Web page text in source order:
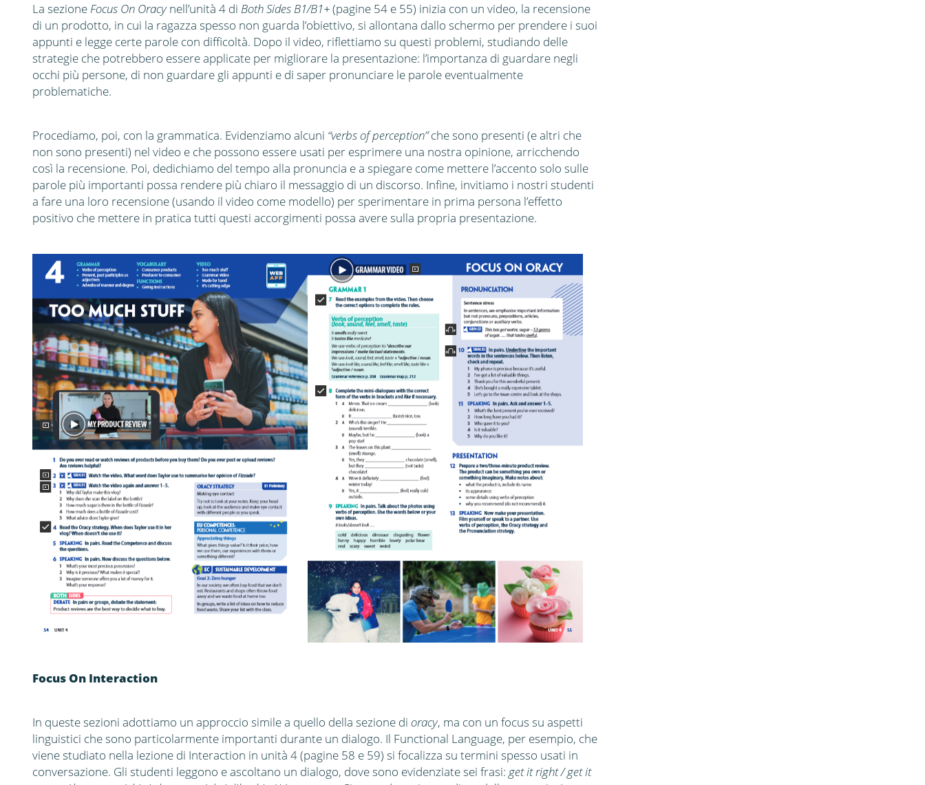
La sezione Focus On Oracynell’unità 4 di Both Sides B1/B1+(pagine 54 e 55) inizia con un video, la recensione
di un prodotto, in cui la ragazza spesso non guarda l’obiettivo, si allontana dallo schermo per prendere i suoi
appunti e legge certe parole con difficoltà. Dopo il video, riflettiamo su questi problemi, studiando delle
strategie che potrebbero essere applicate per migliorare la presentazione: l’importanza di guardare negli
occhi più persone, di non guardare gli appunti e di saper pronunciare le parole eventualmente
problematiche.
Procediamo, poi, con la grammatica. Evidenziamo alcuni “verbs of perception”che sono presenti (e altri che
non sono presenti) nel video e che possono essere usati per esprimere una nostra opinione, arricchendo
così la recensione. Poi, dedichiamo del tempo alla pronuncia e a spiegare come mettere l’accento solo sulle
parole più importanti possa rendere più chiaro il messaggio di un discorso. Infine, invitiamo i nostri studenti
a fare una loro recensione (usando il video come modello) per sperimentare in prima persona l’effetto
positivo che mettere in pratica tutti questi accorgimenti possa avere sulla propria presentazione.
Focus On Interaction
In queste sezioni adottiamo un approccio simile a quello della sezione di oracy, ma con un focus su aspetti
linguistici che sono particolarmente importanti durante un dialogo. Il Functional Language, per esempio, che
viene studiato nella lezione di Interaction in unità 4 (pagine 58 e 59) si focalizza su termini spesso usati in
conversazione. Gli studenti leggono e ascoltano un dialogo, dove sono evidenziate sei frasi: get it right / get it